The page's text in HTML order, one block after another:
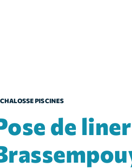
CHALOSSE PISCINES
à